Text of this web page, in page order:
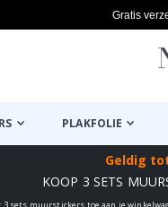
Gratis
PLAKFOLIE
Geldig
KOOP 3 SETS